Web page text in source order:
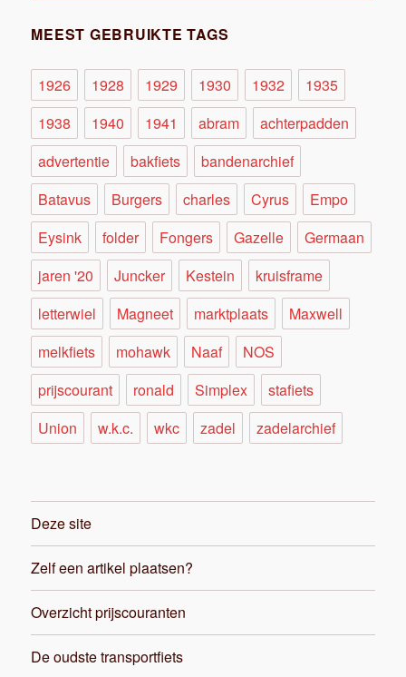
MEEST GEBRUIKTE TAGS
1926 1928 1929 1930 1932
1935
1938
1940 1941 abram
achterpadden
advertentie
bakfiets
bandenarchief
Batavus
Burgers charles Cyrus
Empo
Eysink
folder Fongers Gazelle
Germaan
jaren '20
Juncker Kestein
kruisframe
letterwiel
Magneet marktplaats
Maxwell
melkfiets
mohawk Naaf
NOS
prijscourant
ronald Simplex
stafiets
Union
w.k.c. wkc zadel zadelarchief
Deze site
Zelf een artikel plaatsen?
Overzicht prijscouranten
De oudste transportfiets